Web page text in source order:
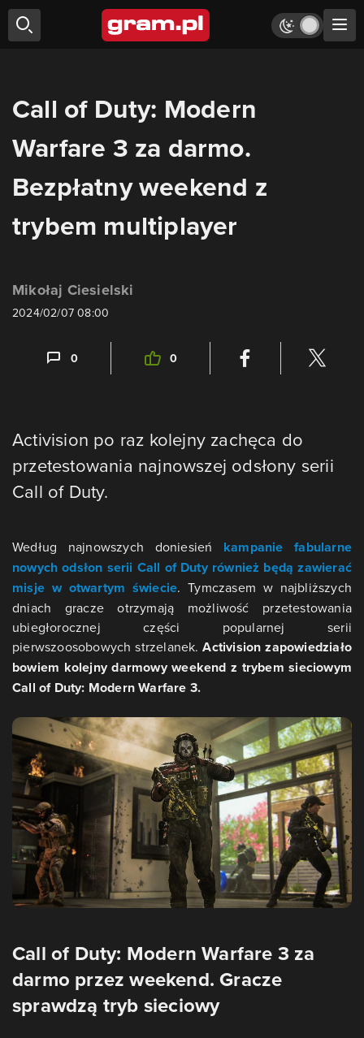
Call of Duty: Modern
Warfare 3 za darmo.
Bezpłatny weekend z
trybem multiplayer
Mikołaj Ciesielski
2024/02/07 08:00
0 0
Activision po raz kolejny zachęca do
przetestowania najnowszej odsłony serii
Call of Duty.
Według najnowszych doniesień kampanie fabularne
nowych odsłon serii Call of Duty również będą zawierać
misje w otwartym świecie. Tymczasem w najbliższych
dniach gracze otrzymają możliwość przetestowania
ubiegłorocznej części popularnej serii
pierwszoosobowych strzelanek.Activision zapowiedziało
bowiem kolejny darmowy weekend z trybem sieciowym
Call of Duty: Modern Warfare 3.
Call of Duty: Modern Warfare 3 za
darmo przez weekend. Gracze
sprawdzą tryb sieciowy